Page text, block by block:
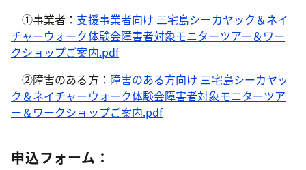
①事業者： 支援事業者向け 三宅島シーカヤック＆ネイ
チャーウォーク体験会障害者対象モニターツアー＆ワー
クショップご案内.pdf
②障害のある方： 障害のある方向け 三宅島シーカヤッ
ク＆ネイチャーウォーク体験会障害者対象モニターツア
ー＆ワークショップご案内.pdf
申込フォーム：